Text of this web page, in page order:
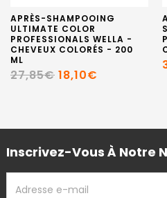
APRÈS-SHAMPOOING
ULTIMATE COLOR
PROFESSIONALS WELLA -
CHEVEUX COLORÉS - 200
ML
27,85€ 18,10€
Inscrivez-Vous À Notre
EMAIL